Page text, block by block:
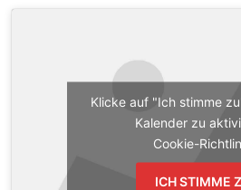
Klicke auf "Ich stimme
Kalender zu
Cookie-
ICH STIMME